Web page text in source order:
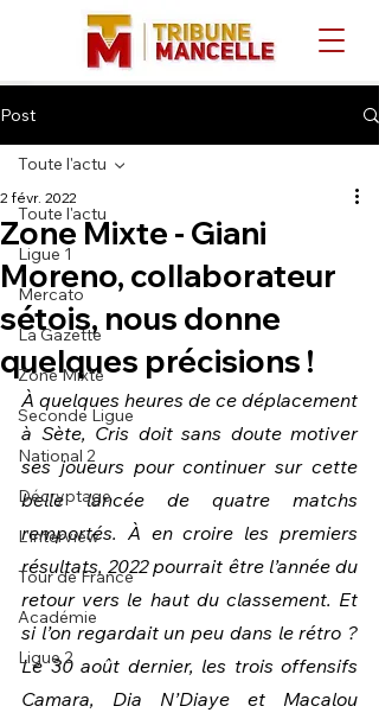
Post
Toute l'actu
Ligue 1
Mercato
La Gazette
Zone Mixte
Seconde Ligue
National 2
Décryptage
L'interview
Tour de France
Académie
Ligue 2
Toute l'actu
Zone Mixte - Giani
Moreno, collaborateur
sétois, nous donne
quelques précisions !
2 févr. 2022
À quelques heures de ce déplacement
à Sète, Cris doit sans doute motiver
ses joueurs pour continuer sur cette
belle lancée de quatre matchs
remportés. À en croire les premiers
résultats, 2022 pourrait être l’année du
retour vers le haut du classement. Et
si l’on regardait un peu dans le rétro ?
Le 30 août dernier, les trois offensifs
Camara, Dia N’Diaye et Macalou